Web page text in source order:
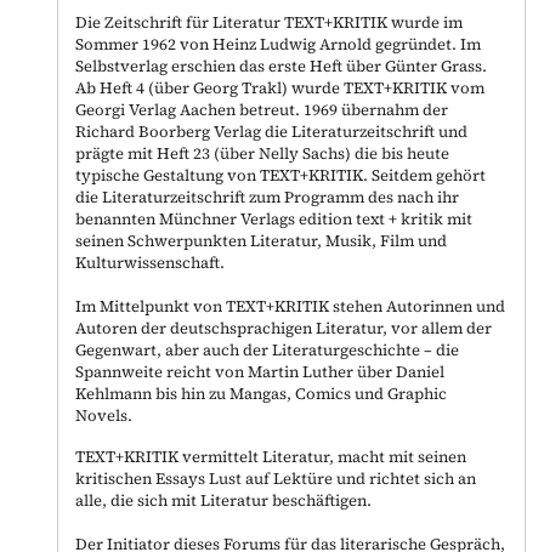
Die Zeitschrift für Literatur TEXT+KRITIK wurde im
Sommer 1962 von Heinz Ludwig Arnold gegründet. Im
Selbstverlag erschien das erste Heft über Günter Grass.
Ab Heft 4 (über Georg Trakl) wurde TEXT+KRITIK vom
Georgi Verlag Aachen betreut. 1969 übernahm der
Richard Boorberg Verlag die Literaturzeitschrift und
prägte mit Heft 23 (über Nelly Sachs) die bis heute
typische Gestaltung von TEXT+KRITIK. Seitdem gehört
die Literaturzeitschrift zum Programm des nach ihr
benannten Münchner Verlags edition text + kritik mit
seinen Schwerpunkten Literatur, Musik, Film und
Kulturwissenschaft.
Im Mittelpunkt von TEXT+KRITIK stehen Autorinnen und
Autoren der deutschsprachigen Literatur, vor allem der
Gegenwart, aber auch der Literaturgeschichte – die
Spannweite reicht von Martin Luther über Daniel
Kehlmann bis hin zu Mangas, Comics und Graphic
Novels.
TEXT+KRITIK vermittelt Literatur, macht mit seinen
kritischen Essays Lust auf Lektüre und richtet sich an
alle, die sich mit Literatur beschäftigen.
Der Initiator dieses Forums für das literarische Gespräch,